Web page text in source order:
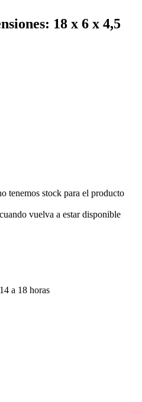
18 x 6 x 4,5
tenemos stock para el producto
vuelva a estar disponible
a 18 horas